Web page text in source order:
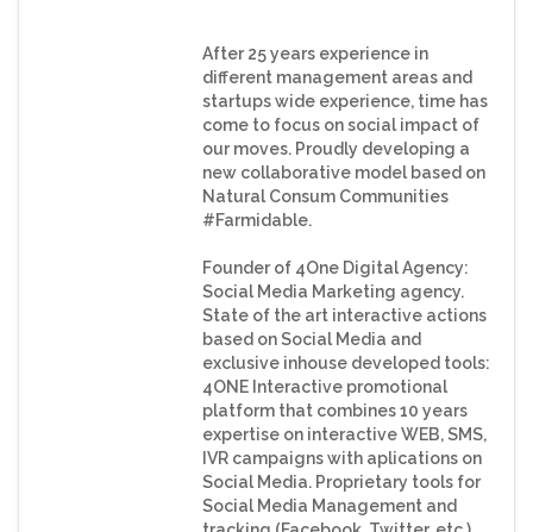
After 25 years experience in
different management areas and
startups wide experience, time has
come to focus on social impact of
our moves. Proudly developing a
new collaborative model based on
Natural Consum Communities
#Farmidable.
Founder of 4One Digital Agency:
Social Media Marketing agency.
State of the art interactive actions
based on Social Media and
exclusive inhouse developed tools:
4ONE Interactive promotional
platform that combines 10 years
expertise on interactive WEB, SMS,
IVR campaigns with aplications on
Social Media. Proprietary tools for
Social Media Management and